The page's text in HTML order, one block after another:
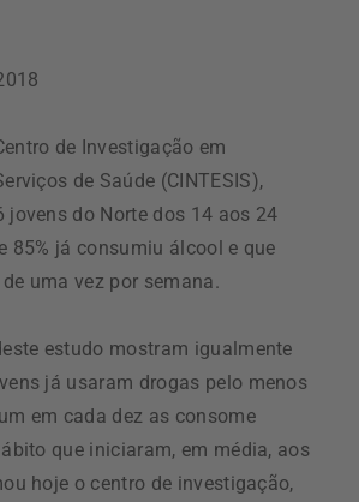
de Investigação em
de Saúde (CINTESIS),
jovens do Norte dos 14 aos 24
85% já consumiu álcool e que
uma vez por semana.
estudo mostram igualmente
já usaram drogas pelo menos
em cada dez as consome
que iniciaram, em média, aos
hoje o centro de investigação,